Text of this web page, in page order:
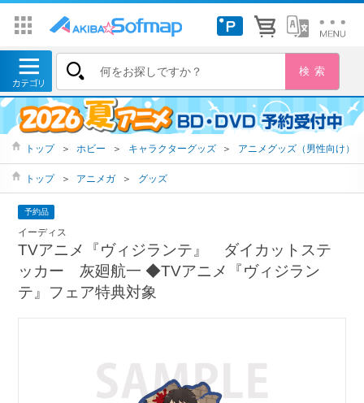
トップ ＞ ホビー ＞ キャラクターグッズ ＞ アニメグッズ（男性向け）
トップ ＞ アニメガ ＞ グッズ
予約品
イーディス
TVアニメ『ヴィジランテ』 ダイカットステ
ッカー 灰廻航一 ◆TVアニメ『ヴィジラン
テ』フェア特典対象